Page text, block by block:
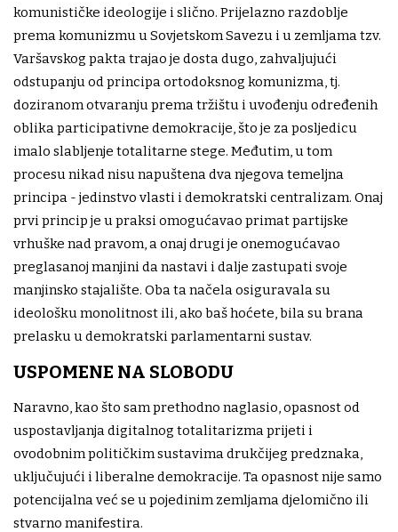
komunističke ideologije i slično. Prijelazno razdoblje
prema komunizmu u Sovjetskom Savezu i u zemljama tzv.
Varšavskog pakta trajao je dosta dugo, zahvaljujući
odstupanju od principa ortodoksnog komunizma, tj.
doziranom otvaranju prema tržištu i uvođenju određenih
oblika participativne demokracije, što je za posljedicu
imalo slabljenje totalitarne stege. Međutim, u tom
procesu nikad nisu napuštena dva njegova temeljna
principa - jedinstvo vlasti i demokratski centralizam. Onaj
prvi princip je u praksi omogućavao primat partijske
vrhuške nad pravom, a onaj drugi je onemogućavao
preglasanoj manjini da nastavi i dalje zastupati svoje
manjinsko stajalište. Oba ta načela osiguravala su
ideološku monolitnost ili, ako baš hoćete, bila su brana
prelasku u demokratski parlamentarni sustav.
USPOMENE NA SLOBODU
Naravno, kao što sam prethodno naglasio, opasnost od
uspostavljanja digitalnog totalitarizma prijeti i
ovodobnim političkim sustavima drukčijeg predznaka,
uključujući i liberalne demokracije. Ta opasnost nije samo
potencijalna već se u pojedinim zemljama djelomično ili
stvarno manifestira.